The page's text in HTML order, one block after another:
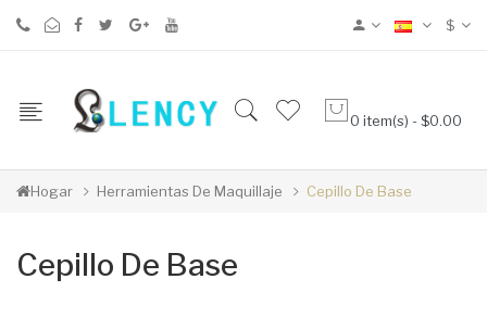
$
0 item(s) - $0.00
Hogar Herramientas De Maquillaje Cepillo De Base
Cepillo De Base